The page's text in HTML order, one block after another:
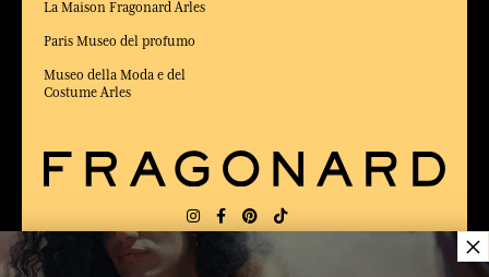
La Maison Fragonard Arles
Paris Museo del profumo
Museo della Moda e del
Costume Arles
×